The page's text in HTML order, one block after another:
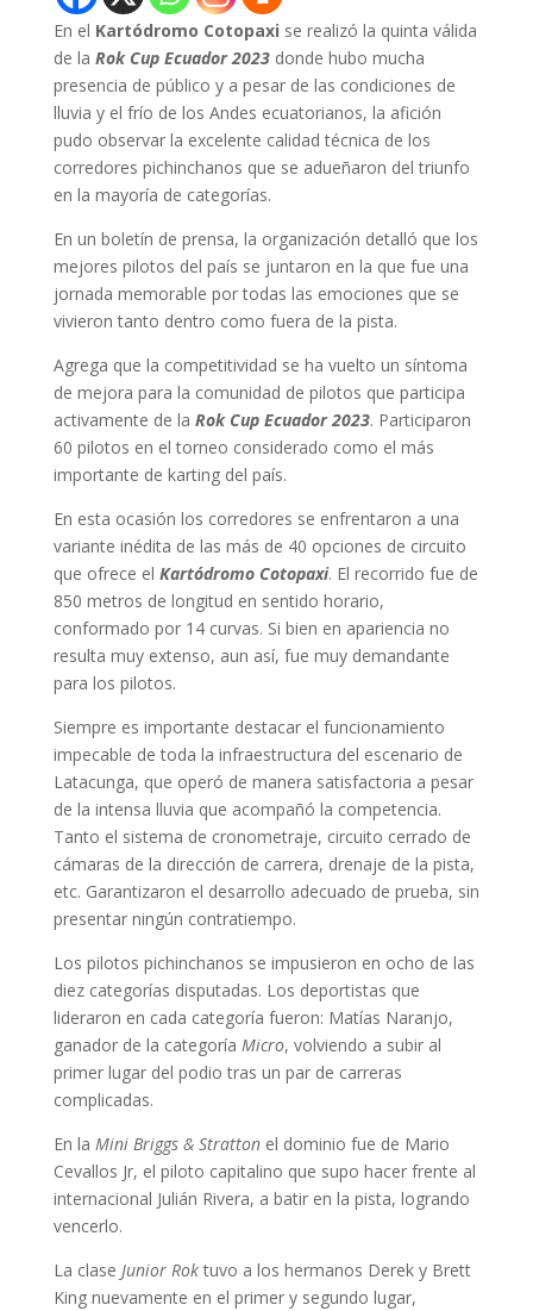
En el Kartódromo Cotopaxi se realizó la quinta válida
de la Rok Cup Ecuador 2023donde hubo mucha
presencia de público y a pesar de las condiciones de
lluvia y el frío de los Andes ecuatorianos, la afición
pudo observar la excelente calidad técnica de los
corredores pichinchanos que se adueñaron del triunfo
en la mayoría de categorías.
En un boletín de prensa, la organización detalló que los
mejores pilotos del país se juntaron en la que fue una
jornada memorable por todas las emociones que se
vivieron tanto dentro como fuera de la pista.
Agrega que la competitividad se ha vuelto un síntoma
de mejora para la comunidad de pilotos que participa
activamente de la Rok Cup Ecuador 2023. Participaron
60 pilotos en el torneo considerado como el más
importante de karting del país.
En esta ocasión los corredores se enfrentaron a una
variante inédita de las más de 40 opciones de circuito
que ofrece el Kartódromo Cotopaxi. El recorrido fue de
850 metros de longitud en sentido horario,
conformado por 14 curvas. Si bien en apariencia no
resulta muy extenso, aun así, fue muy demandante
para los pilotos.
Siempre es importante destacar el funcionamiento
impecable de toda la infraestructura del escenario de
Latacunga, que operó de manera satisfactoria a pesar
de la intensa lluvia que acompañó la competencia.
Tanto el sistema de cronometraje, circuito cerrado de
cámaras de la dirección de carrera, drenaje de la pista,
etc. Garantizaron el desarrollo adecuado de prueba, sin
presentar ningún contratiempo.
Los pilotos pichinchanos se impusieron en ocho de las
diez categorías disputadas. Los deportistas que
lideraron en cada categoría fueron: Matías Naranjo,
ganador de la categoría Micro, volviendo a subir al
primer lugar del podio tras un par de carreras
complicadas.
En la Mini Briggs & Strattonel dominio fue de Mario
Cevallos Jr, el piloto capitalino que supo hacer frente al
internacional Julián Rivera, a batir en la pista, logrando
vencerlo.
La clase Junior Roktuvo a los hermanos Derek y Brett
King nuevamente en el primer y segundo lugar,